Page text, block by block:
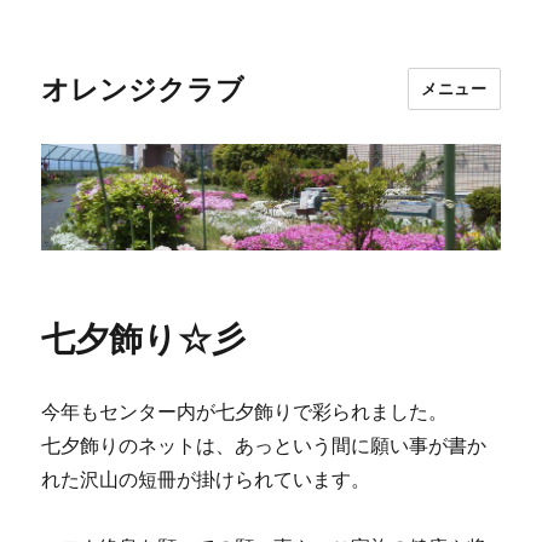
オレンジクラブ メニュー
七夕飾り☆彡
今年もセンター内が七夕飾りで彩られました。
七夕飾りのネットは、あっという間に願い事が書か
れた沢山の短冊が掛けられています。